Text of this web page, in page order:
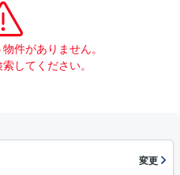
件がありません。
してください。
変更